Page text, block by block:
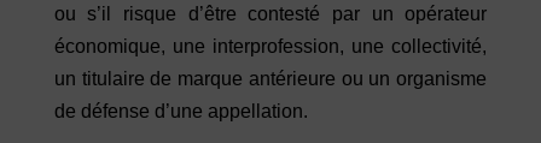
ou s’il risque d’être contesté par un opérateur
économique, une interprofession, une collectivité,
un titulaire de marque antérieure ou un organisme
de défense d’une appellation.